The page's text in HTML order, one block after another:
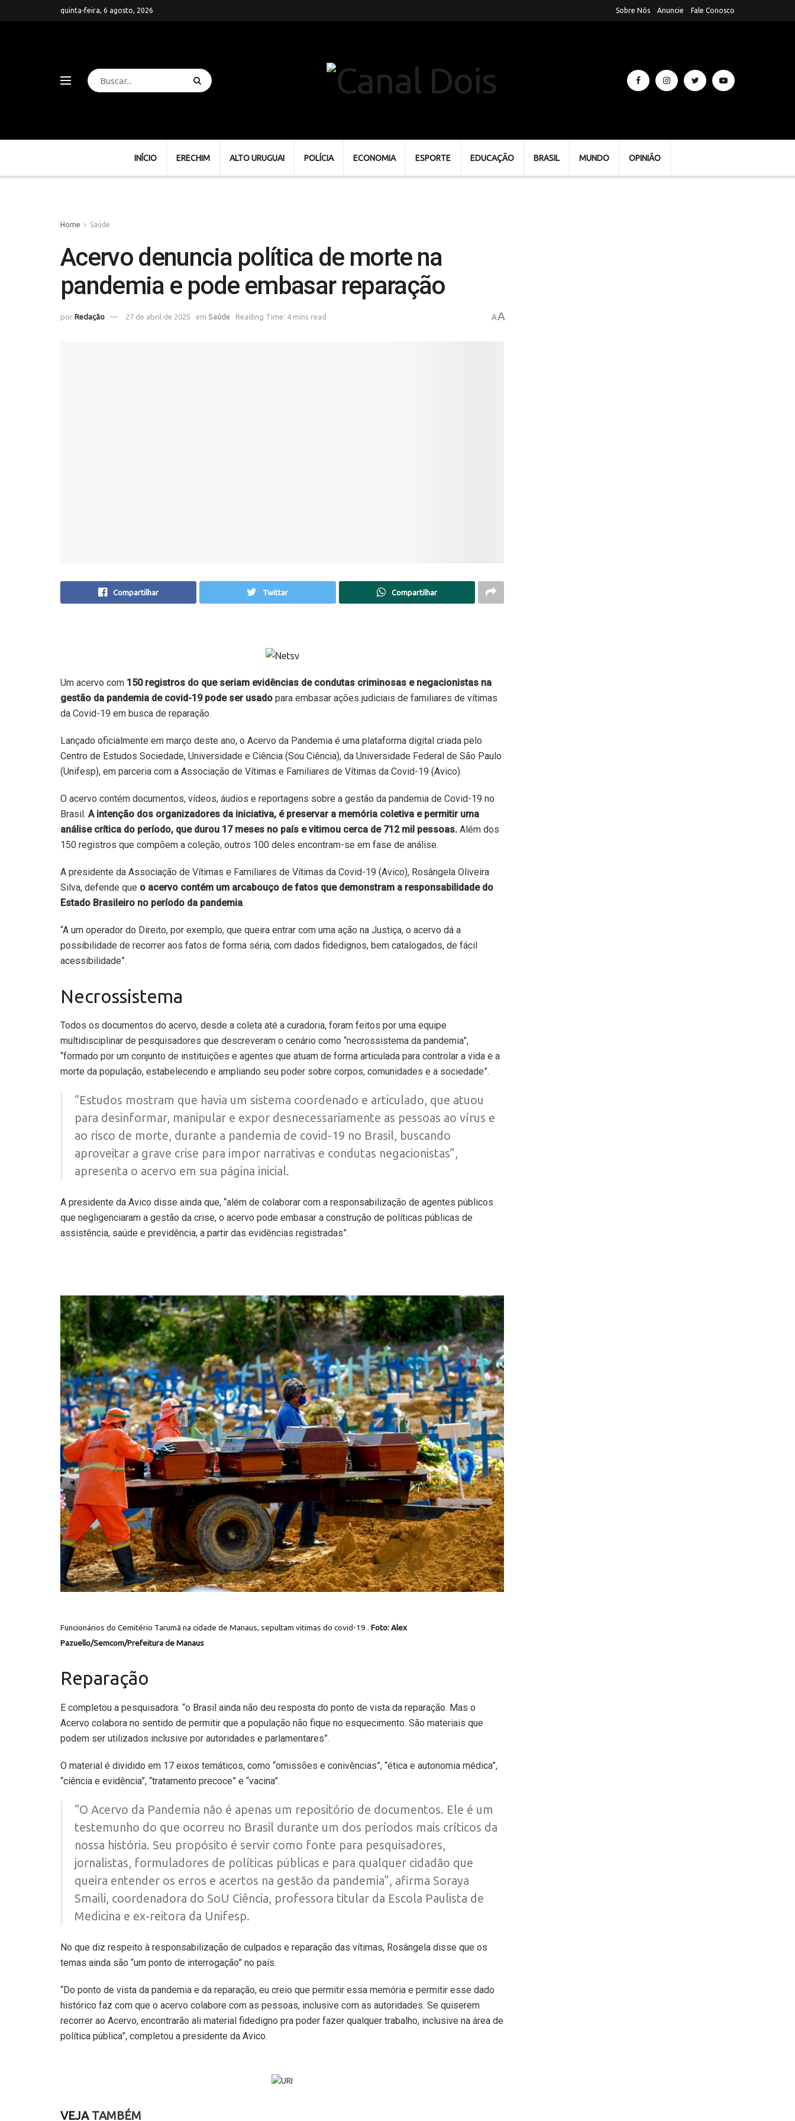
quinta-feira, 6 agosto, 2026 Sobre Nós Anuncie Fale Conosco
INÍCIO ERECHIM ALTO URUGUAI POLÍCIA ECONOMIA ESPORTE EDUCAÇÃO BRASIL MUNDO OPINIÃO
Home Saúde
Acervo denuncia política de morte na
pandemia e pode embasar reparação
por Redação 27 de abril de 2025 em Saúde Reading Time: 4 mins read AA
Compartilhar Twittar Compartilhar
Um acervo com 150 registros do que seriam evidências de condutas criminosas e negacionistas na
gestão da pandemia de covid-19 pode ser usado para embasar ações judiciais de familiares de vítimas
da Covid-19 em busca de reparação.
Lançado oficialmente em março deste ano, o Acervo da Pandemia é uma plataforma digital criada pelo
Centro de Estudos Sociedade, Universidade e Ciência (Sou Ciência), da Universidade Federal de São Paulo
(Unifesp), em parceria com a Associação de Vítimas e Familiares de Vítimas da Covid-19 (Avico).
O acervo contém documentos, vídeos, áudios e reportagens sobre a gestão da pandemia de Covid-19 no
Brasil. A intenção dos organizadores da iniciativa, é preservar a memória coletiva e permitir uma
análise crítica do período, que durou 17 meses no país e vitimou cerca de 712 mil pessoas. Além dos
150 registros que compõem a coleção, outros 100 deles encontram-se em fase de análise.
A presidente da Associação de Vítimas e Familiares de Vítimas da Covid-19 (Avico), Rosângela Oliveira
Silva, defende que o acervo contém um arcabouço de fatos que demonstram a responsabilidade do
Estado Brasileiro no período da pandemia.
“A um operador do Direito, por exemplo, que queira entrar com uma ação na Justiça, o acervo dá a
possibilidade de recorrer aos fatos de forma séria, com dados fidedignos, bem catalogados, de fácil
acessibilidade”.
Necrossistema
Todos os documentos do acervo, desde a coleta até a curadoria, foram feitos por uma equipe
multidisciplinar de pesquisadores que descreveram o cenário como “necrossistema da pandemia”,
“formado por um conjunto de instituições e agentes que atuam de forma articulada para controlar a vida e a
morte da população, estabelecendo e ampliando seu poder sobre corpos, comunidades e a sociedade”.
“Estudos mostram que havia um sistema coordenado e articulado, que atuou
para desinformar, manipular e expor desnecessariamente as pessoas ao vírus e
ao risco de morte, durante a pandemia de covid-19 no Brasil, buscando
aproveitar a grave crise para impor narrativas e condutas negacionistas”,
apresenta o acervo em sua página inicial.
A presidente da Avico disse ainda que, “além de colaborar com a responsabilização de agentes públicos
que negligenciaram a gestão da crise, o acervo pode embasar a construção de políticas públicas de
assistência, saúde e previdência, a partir das evidências registradas”.
Funcionários do Cemitério Tarumã na cidade de Manaus, sepultam vitimas do covid-19 . Foto: Alex
Pazuello/Semcom/Prefeitura de Manaus
Reparação
E completou a pesquisadora: “o Brasil ainda não deu resposta do ponto de vista da reparação. Mas o
Acervo colabora no sentido de permitir que a população não fique no esquecimento. São materiais que
podem ser utilizados inclusive por autoridades e parlamentares”.
O material é dividido em 17 eixos temáticos, como “omissões e conivências”, “ética e autonomia médica”,
“ciência e evidência”, “tratamento precoce” e “vacina”.
“O Acervo da Pandemia não é apenas um repositório de documentos. Ele é um
testemunho do que ocorreu no Brasil durante um dos períodos mais críticos da
nossa história. Seu propósito é servir como fonte para pesquisadores,
jornalistas, formuladores de políticas públicas e para qualquer cidadão que
queira entender os erros e acertos na gestão da pandemia”, afirma Soraya
Smaili, coordenadora do SoU Ciência, professora titular da Escola Paulista de
Medicina e ex-reitora da Unifesp.
No que diz respeito à responsabilização de culpados e reparação das vítimas, Rosângela disse que os
temas ainda são “um ponto de interrogação” no país.
“Do ponto de vista da pandemia e da reparação, eu creio que permitir essa memória e permitir esse dado
histórico faz com que o acervo colabore com as pessoas, inclusive com as autoridades. Se quiserem
recorrer ao Acervo, encontrarão ali material fidedigno pra poder fazer qualquer trabalho, inclusive na área de
política pública”, completou a presidente da Avico.
VEJATAMBÉM